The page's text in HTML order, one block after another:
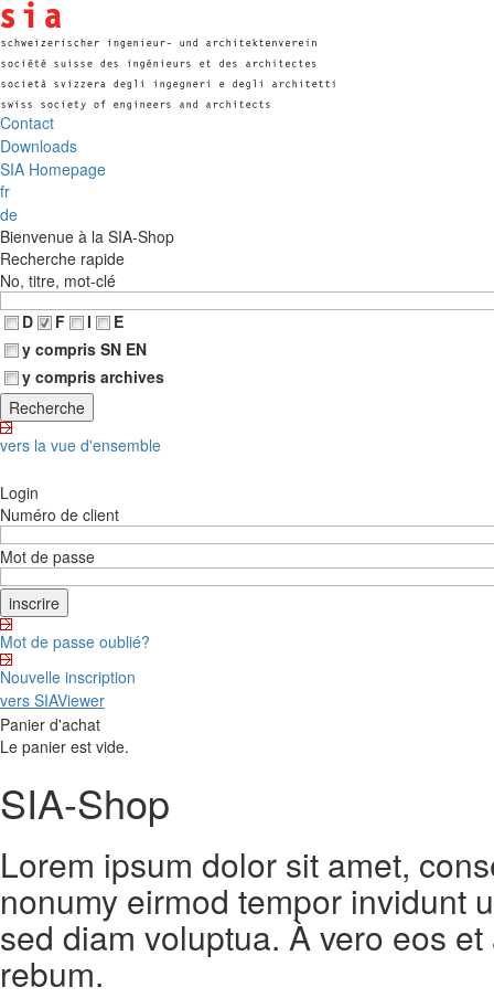
Contact
Downloads
SIA Homepage
fr
de
Bienvenue à la SIA-Shop
Recherche rapide
No, titre, mot-clé
D
F I
E
y compris SN EN
y compris archives
vers la vue d'ensemble
Login
Numéro de client
Mot de passe
Mot de passe oublié?
Nouvelle inscription
vers SIAViewer
Panier d'achat
Le panier est vide.
SIA-Shop
Lorem ipsum dolor sit amet,
nonumy eirmod tempor invidunt
sed diam voluptua. À vero eos
rebum.